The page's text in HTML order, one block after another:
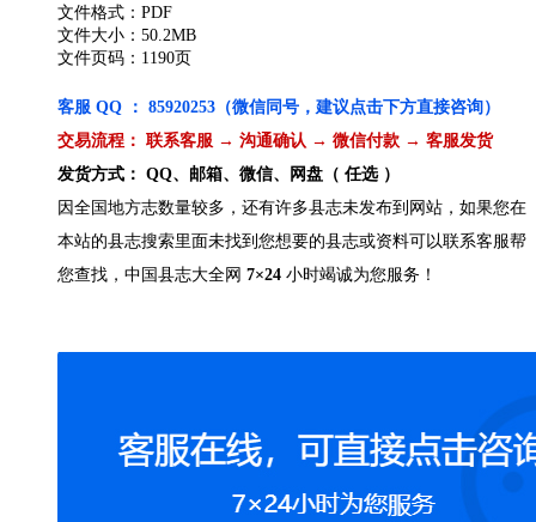
文件格式：PDF
文件大小：50.2MB
文件页码：1190页
客服 QQ ： 85920253（微信同号，建议点击下方直接咨询）
交易流程： 联系客服 → 沟通确认 → 微信付款 → 客服发货
发货方式： QQ、邮箱、微信、网盘（ 任选 ）
因全国地方志数量较多，还有许多县志未发布到网站，如果您在
本站的县志搜索里面未找到您想要的县志或资料可以联系客服帮
您查找，中国县志大全网 7×24 小时竭诚为您服务！